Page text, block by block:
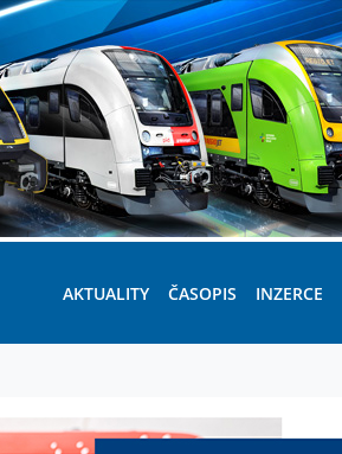
AKTUALITY ČASOPIS INZERCE